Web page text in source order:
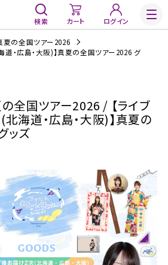
検索 カート ログイン
夏の全国ツアー2026
・広島・大阪)】真夏の全国ツアー2026 グ
全国ツアー2026 / 【ライブ
海道・広島・大阪)】真夏の
ッズ